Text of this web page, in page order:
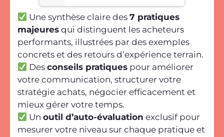
Une synthèse claire des7 pratiques
majeures qui distinguent les acheteurs
performants, illustrées par des exemples
concrets et des retours d’expérience terrain.
Desconseils pratiques pour améliorer
votre communication, structurer votre
stratégie achats, négocier efficacement et
mieux gérer votre temps.
Unoutil d’auto-évaluation exclusif pour
mesurer votre niveau sur chaque pratique et